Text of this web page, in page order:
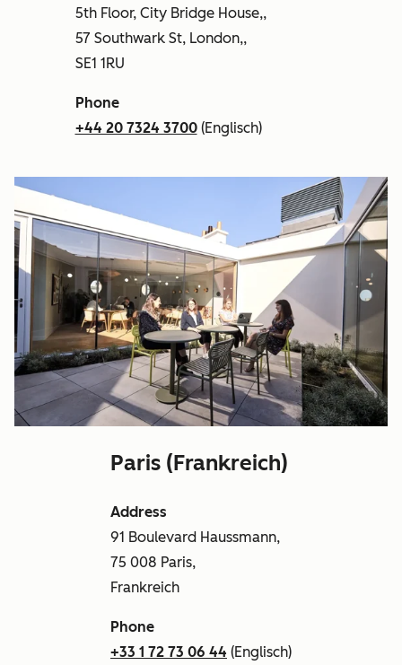
5th Floor, City Bridge House,,
57 Southwark St, London,,
SE1 1RU
Phone
+44 20 7324 3700(Englisch)
Paris (Frankreich)
Address
91 Boulevard Haussmann,
75 008 Paris,
Frankreich
Phone
+33 1 72 73 06 44 (Englisch)